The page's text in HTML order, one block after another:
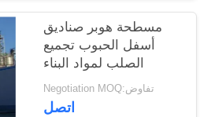
مسطحة هوبر صناديق
أسفل الحبوب تجميع
الصلب لمواد البناء
Negotiation MOQ:تفاوض
اتصل